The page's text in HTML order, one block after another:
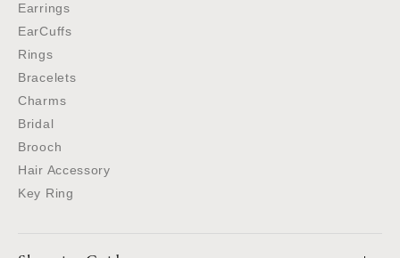
Earrings
EarCuffs
Rings
Bracelets
Charms
Bridal
Brooch
Hair Accessory
Key Ring